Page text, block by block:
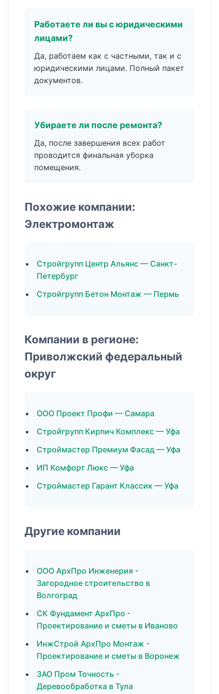
Работаете ли вы с юридическими
лицами?
Да, работаем как с частными, так и с
юридическими лицами. Полный пакет
документов.
Убираете ли после ремонта?
Да, после завершения всех работ
проводится финальная уборка
помещения.
Похожие компании:
Электромонтаж
Стройгрупп Центр Альянс — Санкт-
Петербург
Стройгрупп Бетон Монтаж — Пермь
Компании в регионе:
Приволжский федеральный
округ
ООО Проект Профи — Самара
Стройгрупп Кирпич Комплекс — Уфа
Строймастер Премиум Фасад — Уфа
ИП Комфорт Люкс — Уфа
Строймастер Гарант Классик — Уфа
Другие компании
ООО АрхПро Инженерия -
Загородное строительство в
Волгоград
СК Фундамент АрхПро -
Проектирование и сметы в Иваново
ИнжСтрой АрхПро Монтаж -
Проектирование и сметы в Воронеж
ЗАО Пром Точность -
Деревообработка в Тула